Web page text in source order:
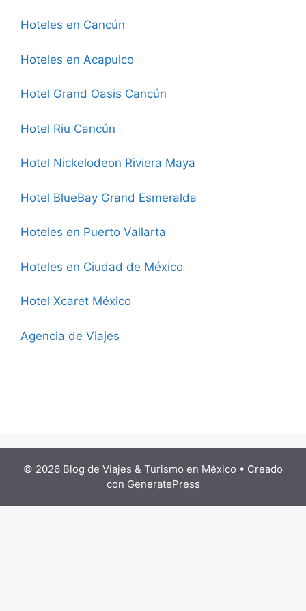
Hoteles en Cancún
Hoteles en Acapulco
Hotel Grand Oasis Cancún
Hotel Riu Cancún
Hotel Nickelodeon Riviera Maya
Hotel BlueBay Grand Esmeralda
Hoteles en Puerto Vallarta
Hoteles en Ciudad de México
Hotel Xcaret México
Agencia de Viajes
© 2026 Blog de Viajes & Turismo en México • Creado
con GeneratePress